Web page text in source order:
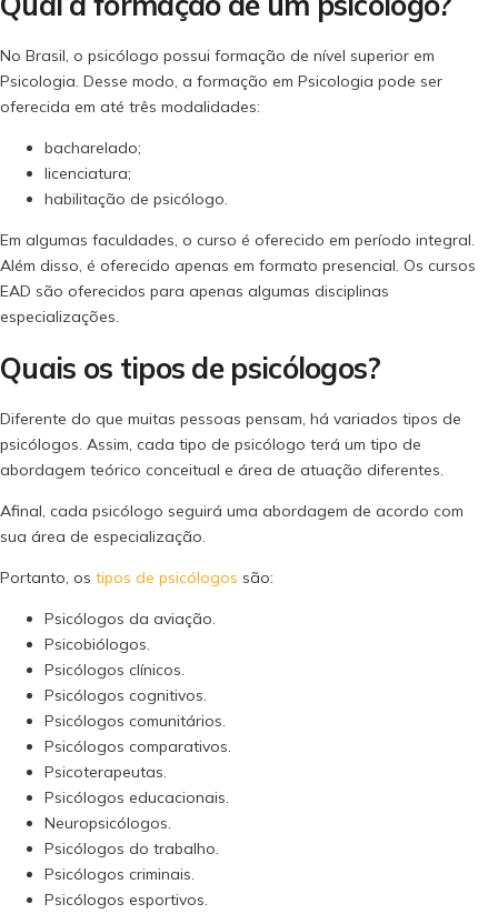
No Brasil, o psicólogo possui formação de nível superior em
Psicologia. Desse modo, a formação em Psicologia pode ser
oferecida em até três modalidades:
bacharelado;
licenciatura;
habilitação de psicólogo.
Em algumas faculdades, o curso é oferecido em período integral.
Além disso, é oferecido apenas em formato presencial. Os cursos
EAD são oferecidos para apenas algumas disciplinas
especializações.
Quais os tipos de psicólogos?
Diferente do que muitas pessoas pensam, há variados tipos de
psicólogos. Assim, cada tipo de psicólogo terá um tipo de
abordagem teórico conceitual e área de atuação diferentes.
Afinal, cada psicólogo seguirá uma abordagem de acordo com
sua área de especialização.
Portanto, os tipos de psicólogos são:
Psicólogos da aviação.
Psicobiólogos.
Psicólogos clínicos.
Psicólogos cognitivos.
Psicólogos comunitários.
Psicólogos comparativos.
Psicoterapeutas.
Psicólogos educacionais.
Neuropsicólogos.
Psicólogos do trabalho.
Psicólogos criminais.
Psicólogos esportivos.